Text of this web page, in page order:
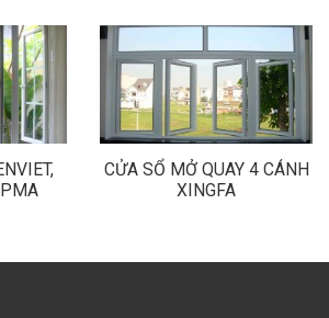
CỬA SỔ MỞ QUAY 4 CÁNH
XINGFA